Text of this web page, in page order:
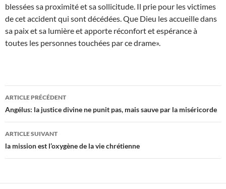
blessées sa proximité et sa sollicitude. Il prie pour les victimes
de cet accident qui sont décédées. Que Dieu les accueille dans
sa paix et sa lumière et apporte réconfort et espérance à
toutes les personnes touchées par ce drame».
Navigation
des
articles
ARTICLE PRÉCÉDENT
Angélus: la justice divine ne punit pas, mais sauve par la miséricorde
ARTICLE SUIVANT
la mission est l’oxygène de la vie chrétienne